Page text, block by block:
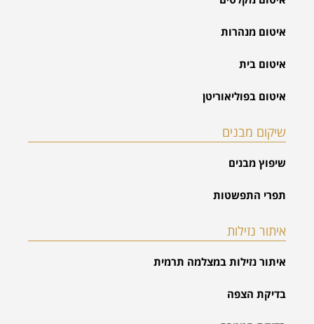
איטום מנהרות
איטום בית
איטום בפוליאוריטן
שיקום מבנים
שיפוץ מבנים
תפרי התפשטות
איתור נזילות
איתור נזילות במצלמה תרמית
בדיקת הצפה